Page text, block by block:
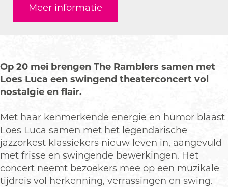
L
u
&
T
h
R
a
m
b
l
e
e
s
c
a
&
h
e
R
a
m
b
o
e
u
c
a
T
h
e
R
a
m
L
u
&
T
h
R
a
m
b
l
e
L
o
L
u
c
&
T
h
e
R
a
Meer informatie
Op 20 mei brengen The Ramblers samen met
Loes Luca een swingend theaterconcert vol
nostalgie en flair.
Met haar kenmerkende energie en humor blaast
Loes Luca samen met het legendarische
jazzorkest klassiekers nieuw leven in, aangevuld
met frisse en swingende bewerkingen. Het
concert neemt bezoekers mee op een muzikale
tijdreis vol herkenning, verrassingen en swing.